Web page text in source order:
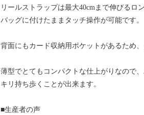
リールストラップは最大40cmまで伸びるロ
バッグに付けたままタッチ操作が可能です。
背面にもカード収納用ポケットがあるため
薄型でとてもコンパクトな仕上がりなので
キリ持ち歩くことが出来ます。
■生産者の声